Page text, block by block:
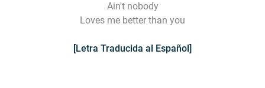
Ain't nobody
Loves me better than you
[Letra Traducida al Español]